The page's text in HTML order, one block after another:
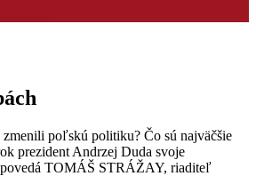
poľskú politiku? Čo sú najväčšie
prezident Andrzej Duda svoje
TOMÁŠ STRÁŽAY, riaditeľ